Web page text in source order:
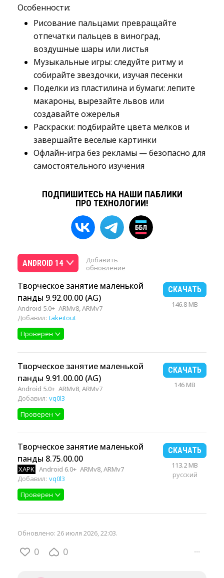
Особенности:
Рисование пальцами: превращайте
отпечатки пальцев в виноград,
воздушные шары или листья
Музыкальные игры: следуйте ритму и
собирайте звездочки, изучая песенки
Поделки из пластилина и бумаги: лепите
макароны, вырезайте львов или
создавайте ожерелья
Раскраски: подбирайте цвета мелков и
завершайте веселые картинки
Офлайн-игра без рекламы — безопасно для
самостоятельного изучения
ПОДПИШИТЕСЬ НА НАШИ ПАБЛИКИ
ПРО ТЕХНОЛОГИИ!
ANDROID 14
Добавить
обновление
Творческое занятие маленькой
панды 9.92.00.00 (AG)
Android 5.0+ ARMv8, ARMv7
Добавил: takeitout
Проверен
СКАЧАТЬ
146.8 MB
Творческое занятие маленькой
панды 9.91.00.00 (AG)
Android 5.0+ ARMv8, ARMv7
Добавил: vq0l3
Проверен
СКАЧАТЬ
146 MB
Творческое занятие маленькой
панды 8.75.00.00
XAPK Android 6.0+ ARMv8, ARMv7
Добавил: vq0l3
Проверен
СКАЧАТЬ
113.2 MB
русский
Обновлено: 26 июля 2026, 22:03.
0 0 ···